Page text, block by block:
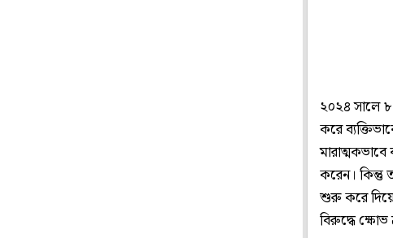
২০২৪ সালে
করে
মারাত্মকভাবে
করেন। কিন্তু
শুরু করে
বিরুদ্ধে